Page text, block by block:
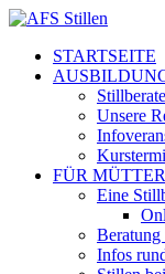
STARTSEITE
Unsere
FÜR MÜTTER
Eine
Beratung
Infos